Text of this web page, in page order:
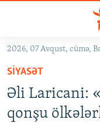
Əsas
qayıt
Əsas
qayıt
GÜNDƏM
#İZAHLA
KORRUPSIOMETR
2026, 07 Avqust, cümə,
SIYASƏT
Əli Laricani:
qonşu